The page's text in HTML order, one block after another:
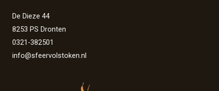
De Dieze 44
8253 PS Dronten
0321-382501
info@sfeervolstoken.nl